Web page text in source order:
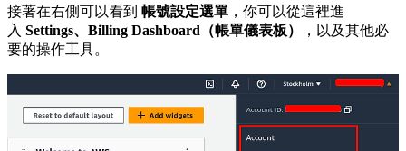
接著在右側可以看到 帳號設定選單 ，你可以從這裡進
入 Settings、Billing Dashboard（帳單儀表板）
，以及其他必
要的操作工具。